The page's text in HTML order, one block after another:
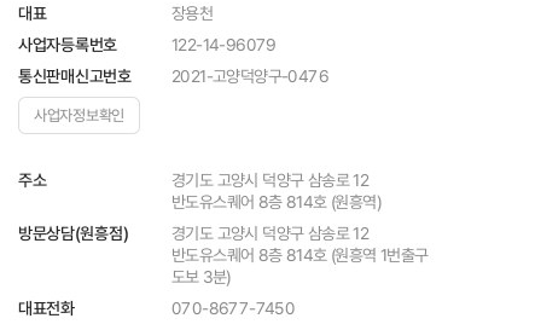
대표 장용천
사업자등록번호 122-14-96079
통신판매신고번호 2021-고양덕양구-0476
사업자정보확인
주소 경기도 고양시 덕양구 삼송로 12
반도유스퀘어 8층 814호 (원흥역)
방문상담(원흥점) 경기도 고양시 덕양구 삼송로 12
반도유스퀘어 8층 814호 (원흥역 1번출구
도보 3분)
대표전화 070-8677-7450